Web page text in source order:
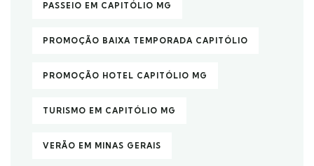
PASSEIO EM CAPITÓLIO MG
PROMOÇÃO BAIXA TEMPORADA CAPITÓLIO
PROMOÇÃO HOTEL CAPITÓLIO MG
TURISMO EM CAPITÓLIO MG
VERÃO EM MINAS GERAIS